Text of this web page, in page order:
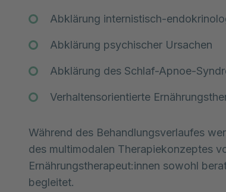
Abklärung internistisch-
Abklärung psychischer Ursachen
Abklärung des Schlaf-Apnoe-
Verhaltensorientierte
Während des Behandlungsverlaufes
des multimodalen Therapiekonzeptes
Ernährungstherapeut:innen sowohl
begleitet.